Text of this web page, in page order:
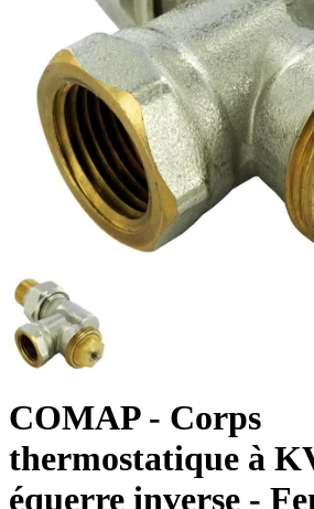
COMAP- Corps
thermostatique à
équerre inverse -